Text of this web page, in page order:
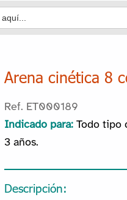
Arena cinética 8
Ref. ET000189
Indicado para: Todo tipo
3 años.
Descripción: